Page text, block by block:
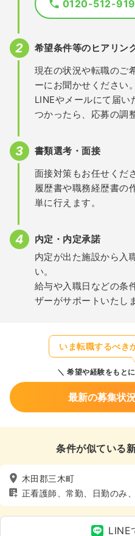
0120-512-
希望条件等のヒアリン
現在の状況や転職のご
ーにお聞かせください。
LINEやメールにて届い
つかったら、応募の調
書類選考・面接
面接対策もお任せくだ
履歴書や職務経歴書の
単に行えます。
内定・内定承諾
内定が出た施設から入
い。
給与や入職日などの条
ザーがサポートいたし
いま転職するべき
希望や経験をもと
最新の募集状
条件が似ている
木田郡三木町
正看護師、常勤、日勤のみ
週8休以上、土日休み
LINE